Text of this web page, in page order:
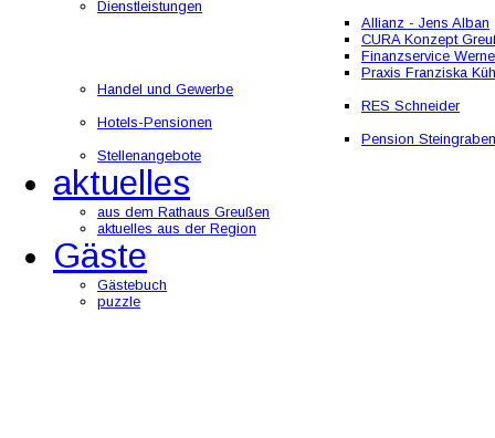
Dienstleistungen
Allianz - Jens Alban
CURA Konzept
Finanzservice
Praxis Franziska
Handel und Gewerbe
RES Schneider
Hotels-Pensionen
Pension Steingraben
Stellenangebote
aktuelles
aus dem Rathaus Greußen
aktuelles aus der Region
Gäste
Gästebuch
puzzle